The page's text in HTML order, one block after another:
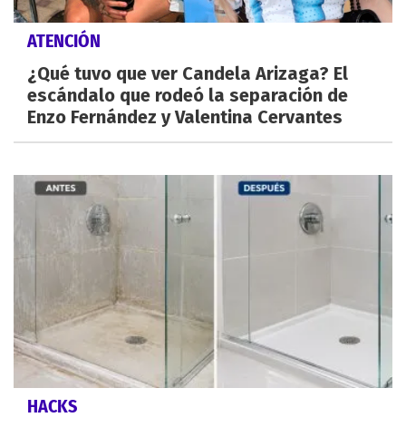
ATENCIÓN
¿Qué tuvo que ver Candela Arizaga? El
escándalo que rodeó la separación de
Enzo Fernández y Valentina Cervantes
HACKS